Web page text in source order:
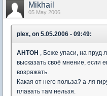
Mikhail
05 May 2006
plex, on 5.05.2006 - 09:49:
AHTOH , Боже упаси, на пруд
высказать своё мнение, если
возражать.
Какая от него польза? а-ля
плавать там нельзя.